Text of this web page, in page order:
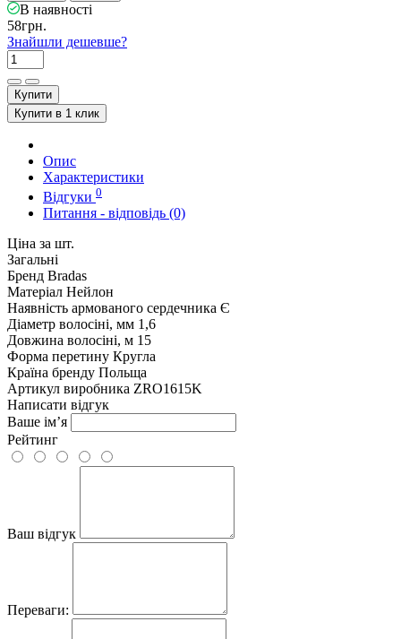
В наявності
58грн.
Знайшли дешевше?
Купити
Купити в 1 клик
Опис
Характеристики
Відгуки 0
Питання - відповідь (0)
Ціна за шт.
Загальні
Бренд Bradas
Матеріал Нейлон
Наявність армованого сердечника Є
Діаметр волосіні, мм 1,6
Довжина волосіні, м 15
Форма перетину Кругла
Країна бренду Польща
Артикул виробника ZRO1615K
Написати відгук
Ваше ім’я
Рейтинг
Ваш відгук
Переваги: